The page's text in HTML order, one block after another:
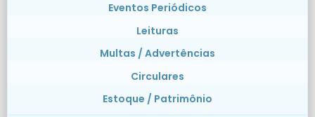
Eventos Periódicos
Leituras
Multas / Advertências
Circulares
Estoque / Patrimônio